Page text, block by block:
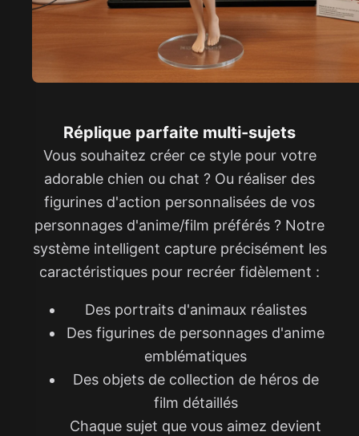
Réplique parfaite multi-sujets
Vous souhaitez créer ce style pour votre
adorable chien ou chat ? Ou réaliser des
figurines d'action personnalisées de vos
personnages d'anime/film préférés ? Notre
système intelligent capture précisément les
caractéristiques pour recréer fidèlement :
Des portraits d'animaux réalistes
Des figurines de personnages d'anime
emblématiques
Des objets de collection de héros de
film détaillés
Chaque sujet que vous aimez devient